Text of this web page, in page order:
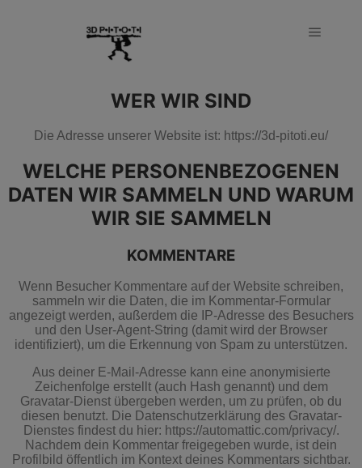
WER WIR SIND
Die Adresse unserer Website ist: https://3d-pitoti.eu/
WELCHE PERSONENBEZOGENEN
DATEN WIR SAMMELN UND WARUM
WIR SIE SAMMELN
KOMMENTARE
Wenn Besucher Kommentare auf der Website schreiben,
sammeln wir die Daten, die im Kommentar-Formular
angezeigt werden, außerdem die IP-Adresse des Besuchers
und den User-Agent-String (damit wird der Browser
identifiziert), um die Erkennung von Spam zu unterstützen.
Aus deiner E-Mail-Adresse kann eine anonymisierte
Zeichenfolge erstellt (auch Hash genannt) und dem
Gravatar-Dienst übergeben werden, um zu prüfen, ob du
diesen benutzt. Die Datenschutzerklärung des Gravatar-
Dienstes findest du hier: https://automattic.com/privacy/.
Nachdem dein Kommentar freigegeben wurde, ist dein
Profilbild öffentlich im Kontext deines Kommentars sichtbar.